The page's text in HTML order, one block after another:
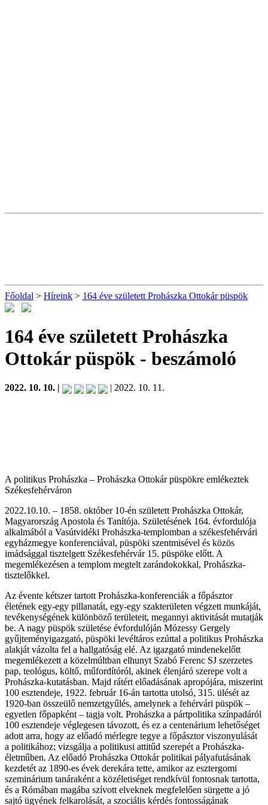
Főoldal > Híreink > 164 éve született Prohászka Ottokár püspök
164 éve született Prohászka
Ottokár püspök - beszámoló
2022. 10. 10. | | 2022. 10. 11.
A politikus Prohászka – Prohászka Ottokár püspökre emlékeztek
Székesfehérváron
2022.10.10. – 1858. október 10-én született Prohászka Ottokár,
Magyarország Apostola és Tanítója. Születésének 164. évfordulója
alkalmából a Vasútvidéki Prohászka-templomban a székesfehérvári
egyházmegye konferenciával, püspöki szentmisével és közös
imádsággal tisztelgett Székesfehérvár 15. püspöke előtt. A
megemlékezésen a templom megtelt zarándokokkal, Prohászka-
tisztelőkkel.
Az évente kétszer tartott Prohászka-konferenciák a főpásztor
életének egy-egy pillanatát, egy-egy szakterületen végzett munkáját,
tevékenységének különböző területeit, megannyi aktivitását mutatják
be. A nagy püspök születése évfordulóján Mózessy Gergely
gyűjteményigazgató, püspöki levéltáros ezúttal a politikus Prohászka
alakját vázolta fel a hallgatóság elé. Az igazgató mindenekelőtt
megemlékezett a közelmúltban elhunyt Szabó Ferenc SJ szerzetes
pap, teológus, költő, műfordítóról, akinek élenjáró szerepe volt a
Prohászka-kutatásban. Majd rátért előadásának apropójára, miszerint
100 esztendeje, 1922. február 16-án tartotta utolsó, 315. ülését az
1920-ban összeülő nemzetgyűlés, amelynek a fehérvári püspök –
egyetlen főpapként – tagja volt. Prohászka a pártpolitika színpadáról
100 esztendeje véglegesen távozott, és ez a centenárium lehetőséget
adott arra, hogy az előadó mérlegre tegye a főpásztor viszonyulását
a politikához; vizsgálja a politikusi attitűd szerepét a Prohászka-
életműben. Az előadó Prohászka Ottokár politikai pályafutásának
kezdetét az 1890-es évek derekára tette, amikor az esztergomi
szeminárium tanáraként a közéletiséget rendkívül fontosnak tartotta,
és a Rómában magába szívott elveknek megfelelően sürgette a jó
sajtó ügyének felkarolását, a szociális kérdés fontosságának